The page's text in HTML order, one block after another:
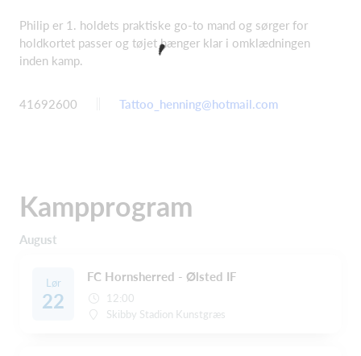
Philip er 1. holdets praktiske go-to mand og sørger for
holdkortet passer og tøjet hænger klar i omklædningen
inden kamp.
41692600 Tattoo_henning@hotmail.com
Kampprogram
August
Lør
22
FC Hornsherred - Ølsted IF
12:00
Skibby Stadion Kunstgræs